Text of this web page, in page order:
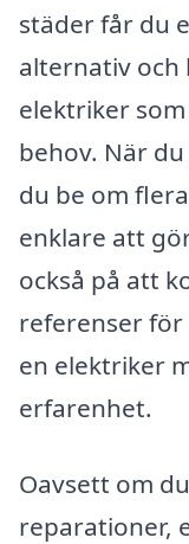
städer får du
alternativ och
elektriker
behov. När
du be om
enklare att
också på att
referenser
en elektriker
erfarenhet.
Oavsett om
reparationer,